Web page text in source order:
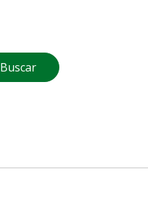
Buscar